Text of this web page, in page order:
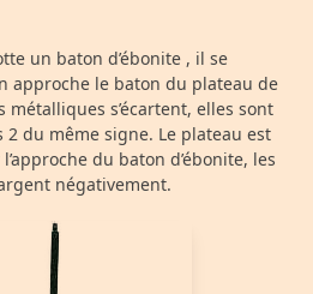
un baton d’ébonite , il se
approche le baton du plateau de
métalliques s’écartent, elles sont
2 du même signe. Le plateau est
du baton d’ébonite, les
négativement.